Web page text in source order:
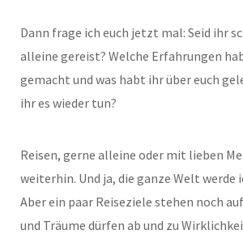
Dann frage ich euch jetzt mal: Seid ihr
alleine gereist? Welche Erfahrungen
gemacht und was habt ihr über euch
ihr es wieder tun?
Reisen, gerne alleine oder mit lieben
weiterhin. Und ja, die ganze Welt werde
Aber ein paar Reiseziele stehen noch
und Träume dürfen ab und zu